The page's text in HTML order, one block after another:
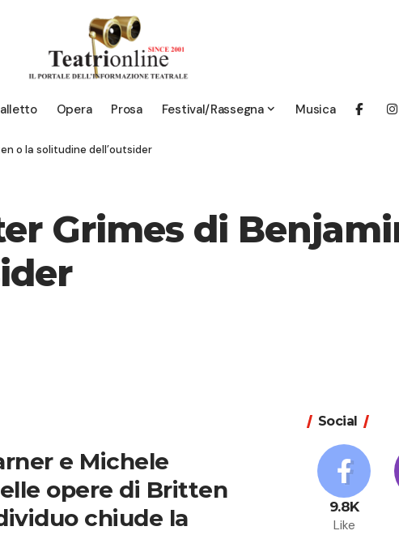
Opera Prosa Festival/Rassegna Musica
o la solitudine dell’outsider
Grimes di
e Michele
opere di Britten
chiude la
Social
9.8K
Like